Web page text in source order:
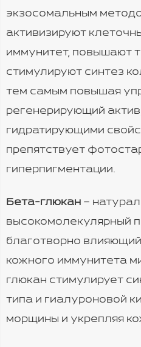
экзосомальным
активизируют
иммунитет, повышают
стимулируют синтез
тем самым повышая
регенерирующий
гидратирующими
препятствует
гиперпигментации.
Бета-глюкан –
высокомолекулярный
благотворно
кожного иммунитета
глюкан стимулирует
типа и гиалуроновой
морщины и укрепляя